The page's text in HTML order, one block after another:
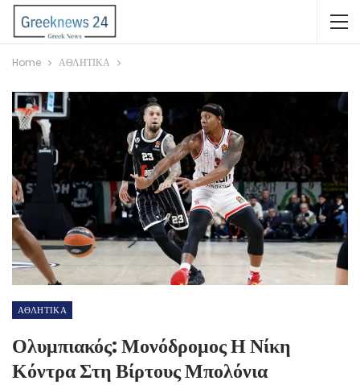
Home ΑΘΛΗΤΙΚΑ
ΑΘΛΗΤΙΚΑ
Ολυμπιακός: Μονόδρομος Η Νίκη
Κόντρα Στη Βίρτους Μπολόνια